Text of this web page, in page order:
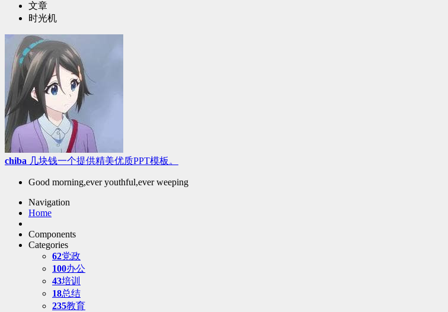
文章
时光机
chiba 几块钱一个提供精美优质PPT模板。
Good morning,ever youthful,ever weeping
Navigation
Home
Components
Categories
62党政
100办公
43培训
18总结
235教育